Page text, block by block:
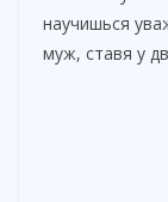
научишься
муж, ставя у